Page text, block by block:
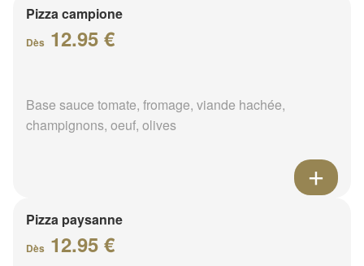
Pizza campione
Dès 12.95 €
Base sauce tomate, fromage, viande hachée,
champignons, oeuf, olives
Pizza paysanne
Dès 12.95 €